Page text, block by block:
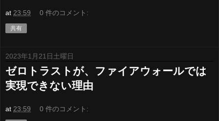
at 23:59 0 件のコメント:
共有
2023年1月21日土曜日
ゼロトラストが、ファイアウォールでは
実現できない理由
at 23:59 0 件のコメント: